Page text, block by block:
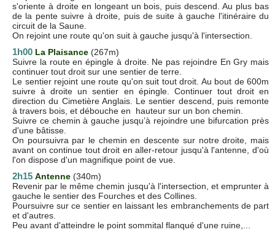
s'oriente à droite en longeant un bois, puis descend. Au plus bas
de la pente suivre à droite, puis de suite à gauche l'itinéraire du
circuit de la Saune.
On rejoint une route qu'on suit à gauche jusqu'à l'intersection.
1h00 La Plaisance (267m)
Suivre la route en épingle à droite. Ne pas rejoindre En Gry mais
continuer tout droit sur une sentier de terre.
Le sentier rejoint une route qu'on suit tout droit. Au bout de 600m
suivre à droite un sentier en épingle. Continuer tout droit en
direction du Cimetière Anglais. Le sentier descend, puis remonte
à travers bois, et débouche en hauteur sur un bon chemin.
Suivre ce chemin à gauche jusqu’à rejoindre une bifurcation près
d'une bâtisse.
On poursuivra par le chemin en descente sur notre droite, mais
avant on continue tout droit en aller-retour jusqu'à l'antenne, d'où
l'on dispose d'un magnifique point de vue.
2h15 Antenne (340m)
Revenir par le même chemin jusqu'à l'intersection, et emprunter à
gauche le sentier des Fourches et des Collines.
Poursuivre sur ce sentier en laissant les embranchements de part
et d'autres.
Peu avant d'atteindre le point sommital flanqué d'une ruine,...